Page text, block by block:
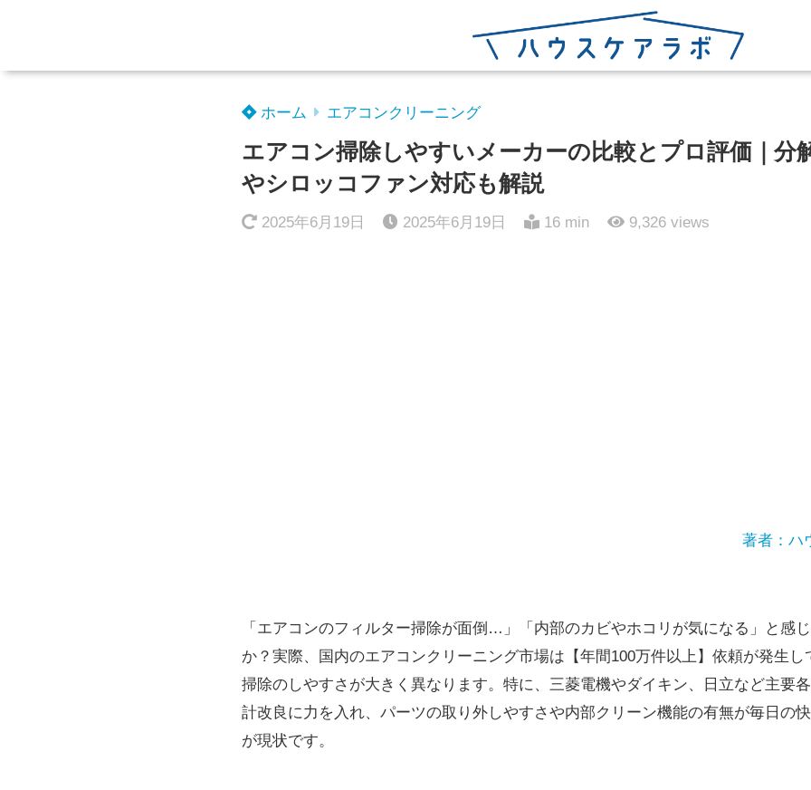
ホーム エアコンクリーニング
エアコン掃除しやすいメーカーの比較とプロ評価｜分
やシロッコファン対応も解説
2025年6月19日 2025年6月19日 16 min 9,326 views
著者：ハ
「エアコンのフィルター掃除が面倒…」「内部のカビやホコリが気になる」と感
か？実際、国内のエアコンクリーニング市場は【年間100万件以上】依頼が発生
掃除のしやすさが大きく異なります。特に、三菱電機やダイキン、日立など主要
計改良に力を入れ、パーツの取り外しやすさや内部クリーン機能の有無が毎日の
が現状です。